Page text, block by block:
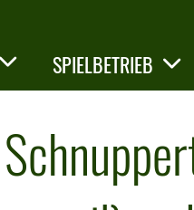
SPIELBETRIEB